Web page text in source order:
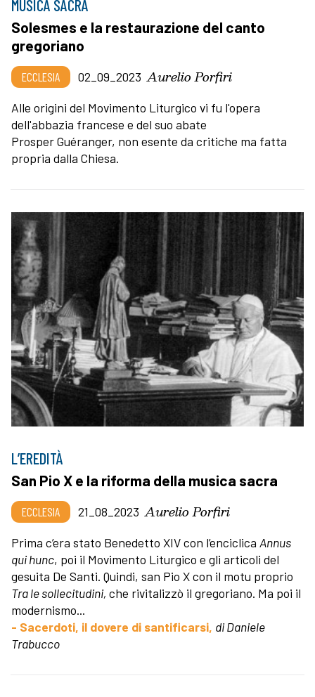
MUSICA SACRA
Solesmes e la restaurazione del canto
gregoriano
ECCLESIA 02_09_2023 Aurelio Porfiri
Alle origini del Movimento Liturgico vi fu l'opera
dell'abbazia francese e del suo abate
Prosper Guéranger, non esente da critiche ma fatta
propria dalla Chiesa.
L’EREDITÀ
San Pio X e la riforma della musica sacra
ECCLESIA 21_08_2023 Aurelio Porfiri
Prima c’era stato Benedetto XIV con l’enciclica Annus
qui hunc, poi il Movimento Liturgico e gli articoli del
gesuita De Santi. Quindi, san Pio X con il motu proprio
Tra le sollecitudini, che rivitalizzò il gregoriano. Ma poi il
modernismo...
- Sacerdoti, il dovere di santificarsi, di Daniele
Trabucco